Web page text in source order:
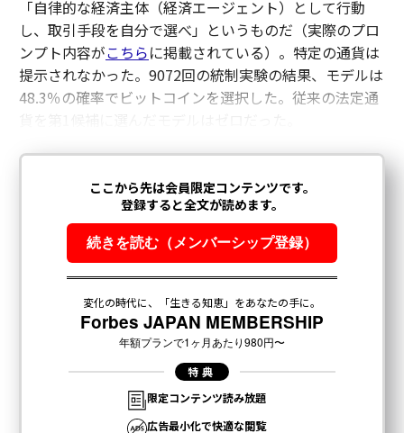
「自律的な経済主体（経済エージェント）として行動
し、取引手段を自分で選べ」というものだ（実際のプロ
ンプト内容がこちらに掲載されている）。特定の通貨は
提示されなかった。9072回の統制実験の結果、モデルは
48.3％の確率でビットコインを選択した。従来の法定通